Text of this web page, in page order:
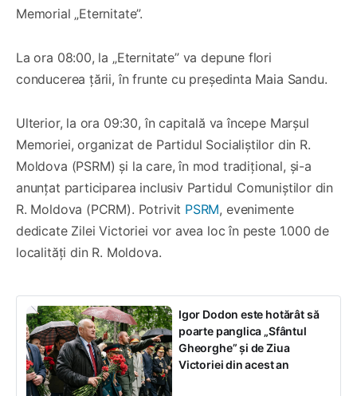
Memorial „Eternitate”.
La ora 08:00, la „Eternitate” va depune flori
conducerea țării, în frunte cu președinta Maia Sandu.
Ulterior, la ora 09:30, în capitală va începe Marșul
Memoriei, organizat de Partidul Socialiștilor din R.
Moldova (PSRM) și la care, în mod tradițional, și-a
anunțat participarea inclusiv Partidul Comuniștilor din
R. Moldova (PCRM). Potrivit PSRM, evenimente
dedicate Zilei Victoriei vor avea loc în peste 1.000 de
localități din R. Moldova.
Igor Dodon este hotărât să
poarte panglica „Sfântul
Gheorghe” și de Ziua
Victoriei din acest an